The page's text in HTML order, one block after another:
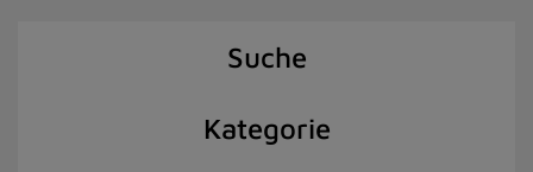
Suche
Kategorie